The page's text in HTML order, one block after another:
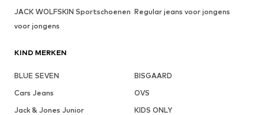
JACK WOLFSKIN Sportschoenen
voor jongens
Regular jeans voor jongens
KIND MERKEN
BLUE SEVEN
BISGAARD
Cars Jeans
OVS
Jack & Jones Junior
KIDS ONLY